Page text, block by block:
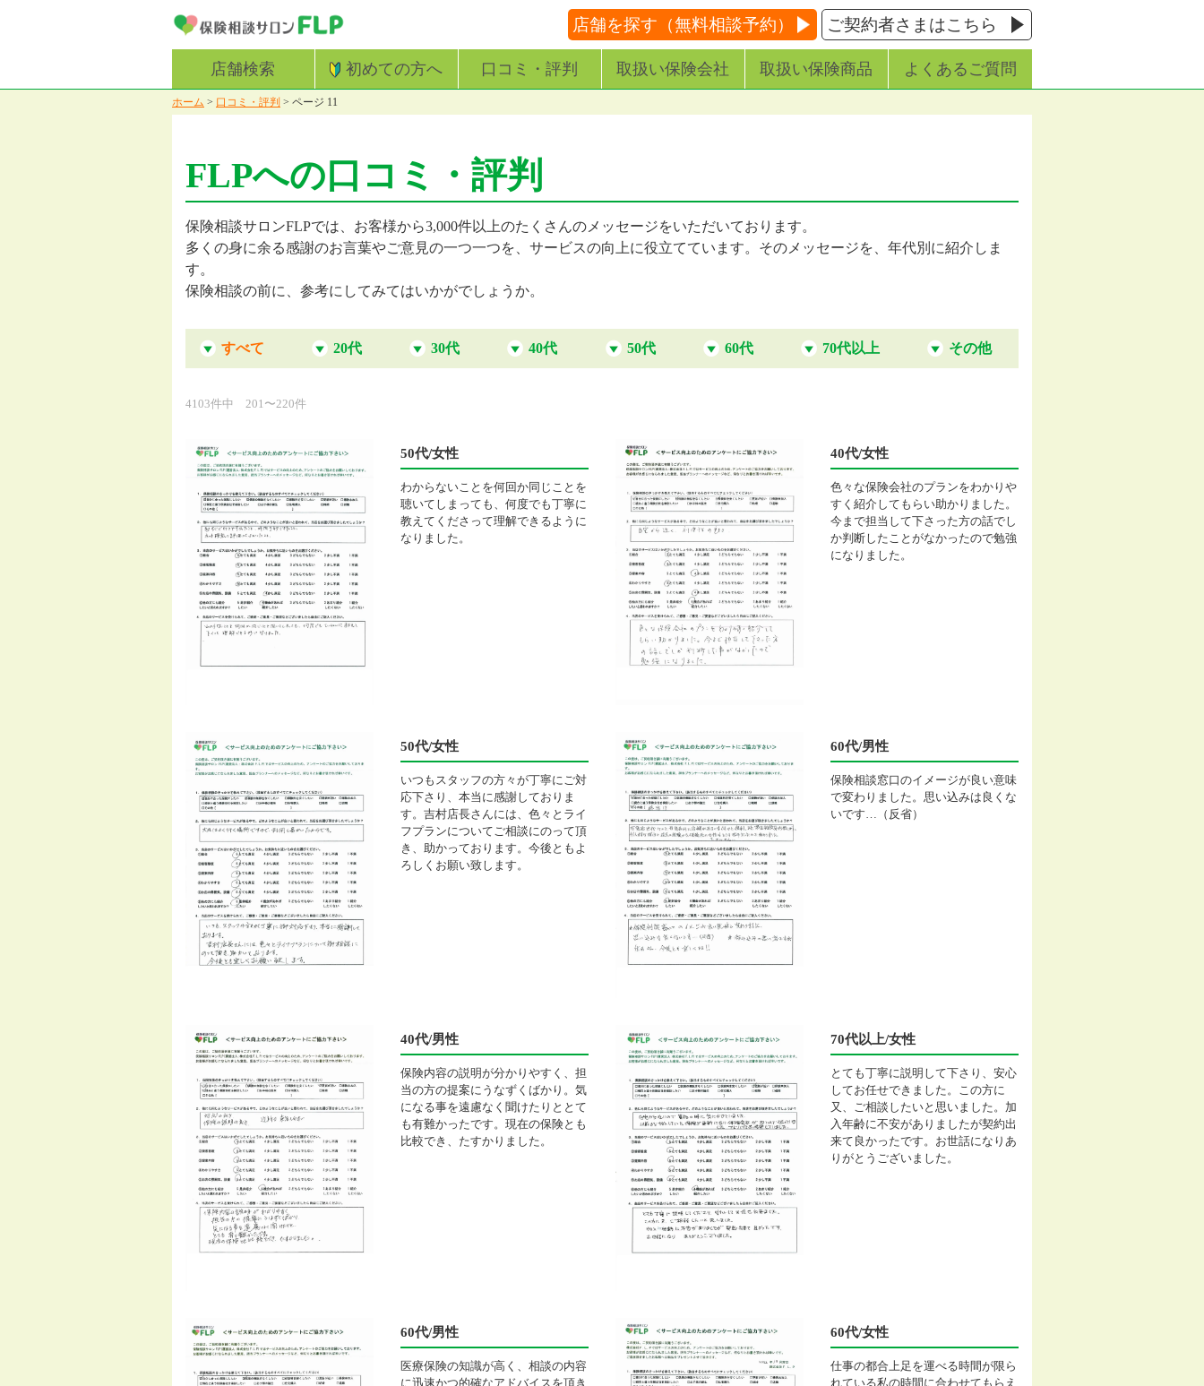
店舗を探す（無料相談予約） ご契約者さまはこちら
店舗検索 初めての方へ 口コミ・評判 取扱い保険会社 取扱い保険商品 よくあるご質問
ホーム > 口コミ・評判 > ページ 11
FLPへの口コミ・評判
保険相談サロンFLPでは、お客様から3,000件以上のたくさんのメッセージをいただいております。
多くの身に余る感謝のお言葉やご意見の一つ一つを、サービスの向上に役立てています。そのメッセージを、年代別に紹介しま
す。
保険相談の前に、参考にしてみてはいかがでしょうか。
すべて 20代 30代 40代 50代 60代 70代以上 その他
4103件中 201〜220件
50代/女性
わからないことを何回か同じことを
聴いてしまっても、何度でも丁寧に
教えてくださって理解できるように
なりました。
40代/女性
色々な保険会社のプランをわかりや
すく紹介してもらい助かりました。
今まで担当して下さった方の話でし
か判断したことがなかったので勉強
になりました。
50代/女性
いつもスタッフの方々が丁寧にご対
応下さり、本当に感謝しておりま
す。吉村店長さんには、色々とライ
フプランについてご相談にのって頂
き、助かっております。今後ともよ
ろしくお願い致します。
60代/男性
保険相談窓口のイメージが良い意味
で変わりました。思い込みは良くな
いです…（反省）
40代/男性
保険内容の説明が分かりやすく、担
当の方の提案にうなずくばかり。気
になる事を遠慮なく聞けたりととて
も有難かったです。現在の保険とも
比較でき、たすかりました。
70代以上/女性
とても丁寧に説明して下さり、安心
してお任せできました。この方に
又、ご相談したいと思いました。加
入年齢に不安がありましたが契約出
来て良かったです。お世話になりあ
りがとうございました。
60代/男性
医療保険の知識が高く、相談の内容
に迅速かつ的確なアドバイスを頂き
60代/女性
仕事の都合上足を運べる時間が限ら
れている私の時間に合わせてもらえ